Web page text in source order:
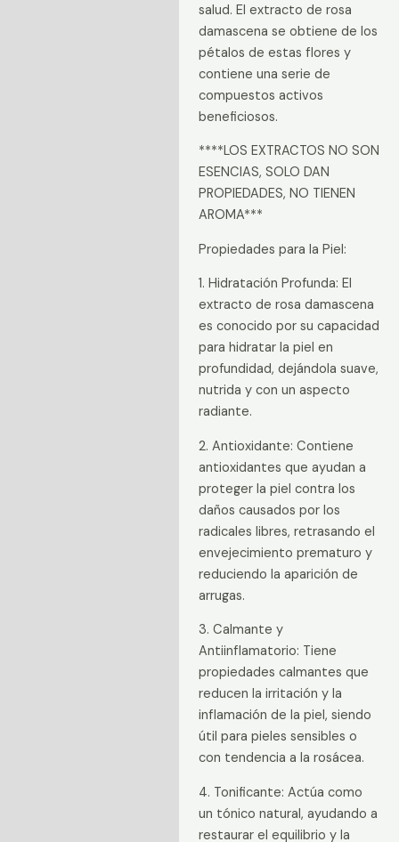
salud. El extracto de rosa
damascena se obtiene de los
pétalos de estas flores y
contiene una serie de
compuestos activos
beneficiosos.
****LOS EXTRACTOS NO SON
ESENCIAS, SOLO DAN
PROPIEDADES, NO TIENEN
AROMA***
Propiedades para la Piel:
1. Hidratación Profunda: El
extracto de rosa damascena
es conocido por su capacidad
para hidratar la piel en
profundidad, dejándola suave,
nutrida y con un aspecto
radiante.
2. Antioxidante: Contiene
antioxidantes que ayudan a
proteger la piel contra los
daños causados por los
radicales libres, retrasando el
envejecimiento prematuro y
reduciendo la aparición de
arrugas.
3. Calmante y
Antiinflamatorio: Tiene
propiedades calmantes que
reducen la irritación y la
inflamación de la piel, siendo
útil para pieles sensibles o
con tendencia a la rosácea.
4. Tonificante: Actúa como
un tónico natural, ayudando a
restaurar el equilibrio y la